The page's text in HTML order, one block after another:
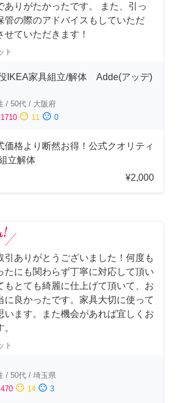
ありがたかったです。 また、引っ
管の際のアドバイスもしていただ
せていただきます！
ト
IKEA家具組立/解体 Adde(アッデ)
/ 50代 / 大阪府
1710 sentiment_neutral 11 sentiment_dissatisfied 0
価格より断然お得！公式クオリティ
立解体
¥2,000
引ありがとうございました！何度も
たにも関わらず丁寧に対応して頂い
もとても綺麗に仕上げて頂いて、お
に良かったです。家具大切に使って
います。また機会があれば宜しくお
ト
/ 50代 / 埼玉県
470 sentiment_neutral 14 sentiment_dissatisfied 3